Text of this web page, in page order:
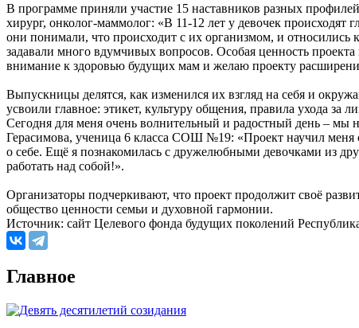
В программе приняли участие 15 наставников разных
хирург, онколог-маммолог: «В 11-12 лет у девочек
они понимали, что происходит с их организмом, и
задавали много вдумчивых вопросов. Особая ценность
внимание к здоровью будущих мам и желаю проекту
Выпускницы делятся, как изменился их взгляд на себя и
усвоили главное: этикет, культуру общения, правила ухода
Сегодня для меня очень волнительный и радостный день – мы
Герасимова, ученица 6 класса СОШ №19: «Проект научил меня
о себе. Ещё я познакомилась с дружелюбными девочками из
работать над собой!».
Организаторы подчеркивают, что проект продолжит своё
общество ценности семьи и духовной гармонии.
Источник: сайт Целевого фонда будущих поколений
Главное